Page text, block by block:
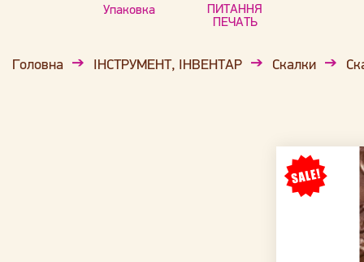
Упаковка
ПИТАННЯ
ПЕЧАТЬ
Головна ІНСТРУМЕНТ, ІНВЕНТАР Скалки